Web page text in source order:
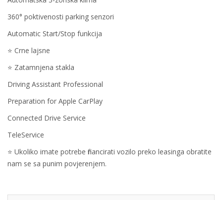
360° poktivenosti parking senzori
Automatic Start/Stop funkcija
⭐️ Crne lajsne
⭐️ Zatamnjena stakla
Driving Assistant Professional
Preparation for Apple CarPlay
Connected Drive Service
TeleService
⭐ Ukoliko imate potrebe financirati vozilo preko leasinga obratite
nam se sa punim povjerenjem.